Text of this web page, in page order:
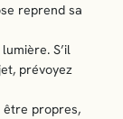
reprend sa
S’il
prévoyez
être propres,